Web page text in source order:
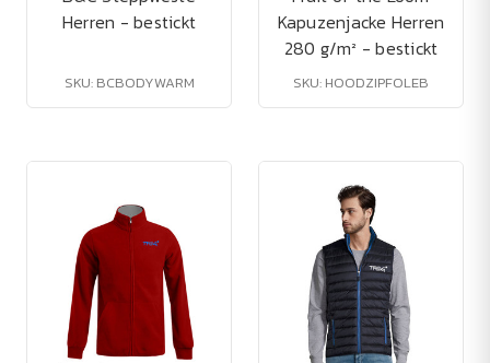
Herren - bestickt
SKU: BCBODYWARM
Kapuzenjacke Herren
280 g/m² - bestickt
SKU: HOODZIPFOLEB